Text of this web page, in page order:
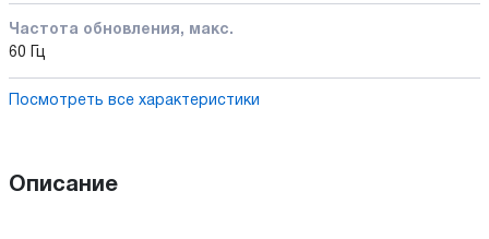
Частота обновления, макс.
60 Гц
Посмотреть все характеристики
Описание